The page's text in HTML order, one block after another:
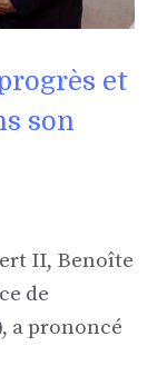
et
son
II, Benoîte
de
a prononcé